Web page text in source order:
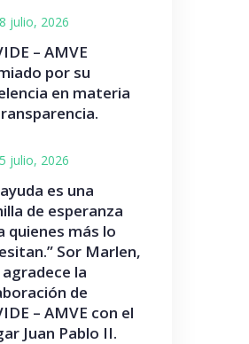
julio, 2026
– AMVE
por su
en materia
julio, 2026
es una
de esperanza
quienes más lo
Sor Marlen,
agradece la
de
– AMVE con el
Juan Pablo II.